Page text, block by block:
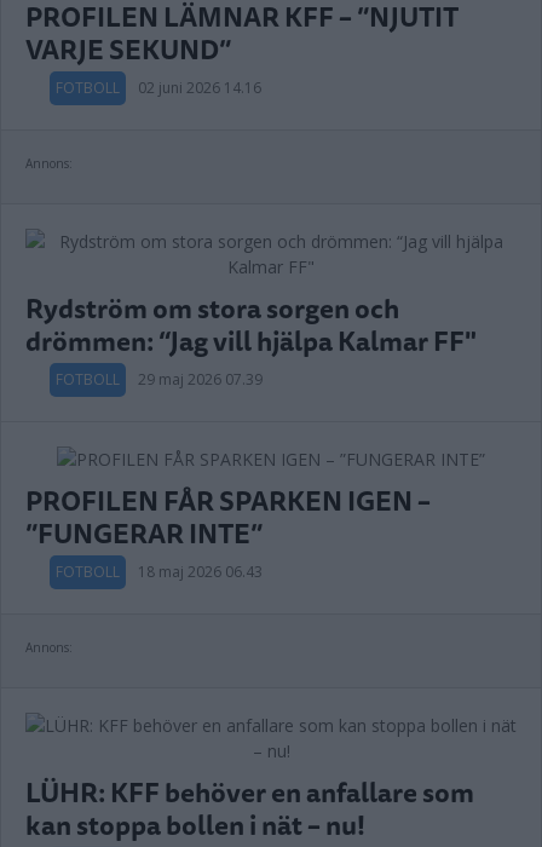
PROFILEN LÄMNAR KFF – ”NJUTIT
VARJE SEKUND”
FOTBOLL 02 juni 2026 14.16
Annons:
Rydström om stora sorgen och
drömmen: “Jag vill hjälpa Kalmar FF"
FOTBOLL 29 maj 2026 07.39
PROFILEN FÅR SPARKEN IGEN –
”FUNGERAR INTE”
FOTBOLL 18 maj 2026 06.43
Annons:
LÜHR: KFF behöver en anfallare som
kan stoppa bollen i nät – nu!